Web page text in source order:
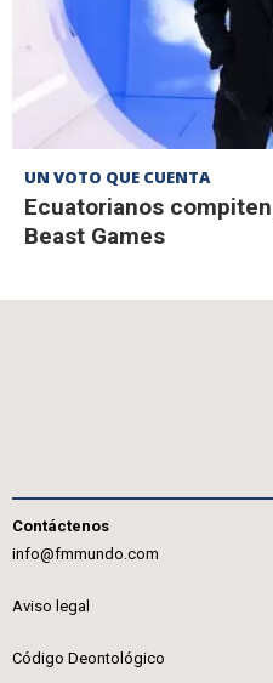
UN VOTO QUE CUENTA
Ecuatorianos
Beast Games
Contáctenos
info@fmmundo.com
Aviso legal
Código Deontológico